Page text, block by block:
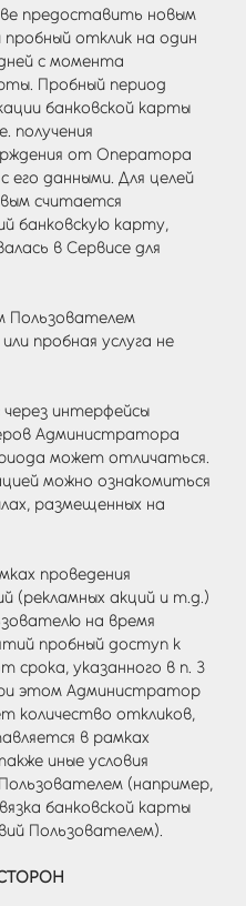
предоставить новым
отклик на один
с момента
Пробный период
банковской карты
получения
от Оператора
данными. Для целей
считается
банковскую карту,
в Сервисе для
Пользователем
пробная услуга не
через интерфейсы
Администратора
может отличаться.
можно ознакомиться
размещенных на
проведения
(рекламных акций и т.д.)
на время
пробный доступ к
срока, указанного в п. 3
этом Администратор
количество откликов,
в рамках
иные условия
(например,
банковской карты
Пользователем).